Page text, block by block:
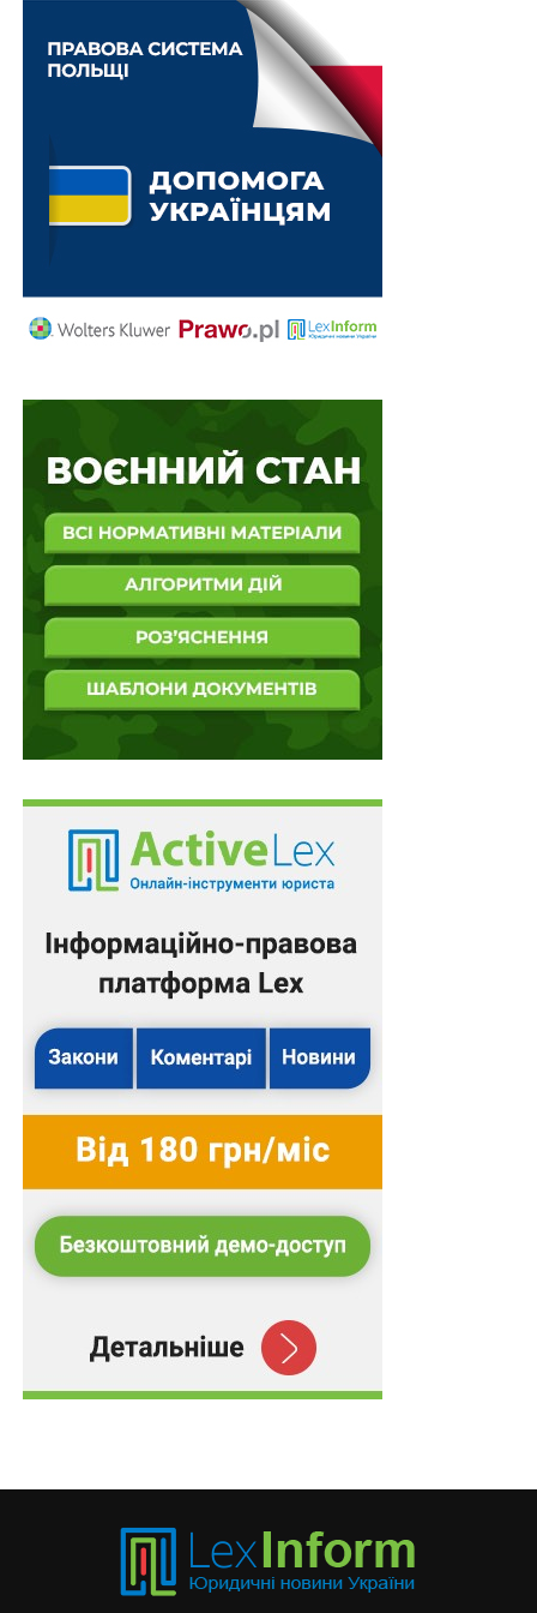
Будували приватний будинок замість служби:
на Київщині викрито командира військової
Спецпрокуратура повернула державі землі
оборони вартістю понад 4,2 млрд грн, які
передали…
адміністрації з…
кожної гривні українського бізнесу
НЕ ПРОПУСТІТЬ
Новий курс “Фактчекінг”: як захистити правду в
епоху дезінформації та криз